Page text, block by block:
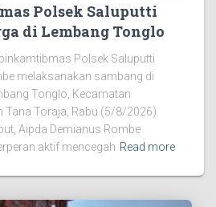
Polsek Saluputti
di Lembang Tonglo
Polsek Saluputti
melaksanakan sambang di
Tonglo, Kecamatan
Tana Toraja, Rabu (5/8/2026).
Aipda Demianus Rombe
aktif mencegah Read more